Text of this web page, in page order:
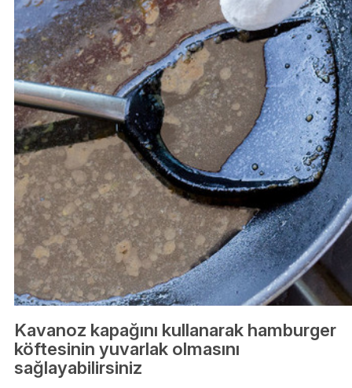
Kavanoz kapağını kullanarak hamburger
köftesinin yuvarlak olmasını
sağlayabilirsiniz